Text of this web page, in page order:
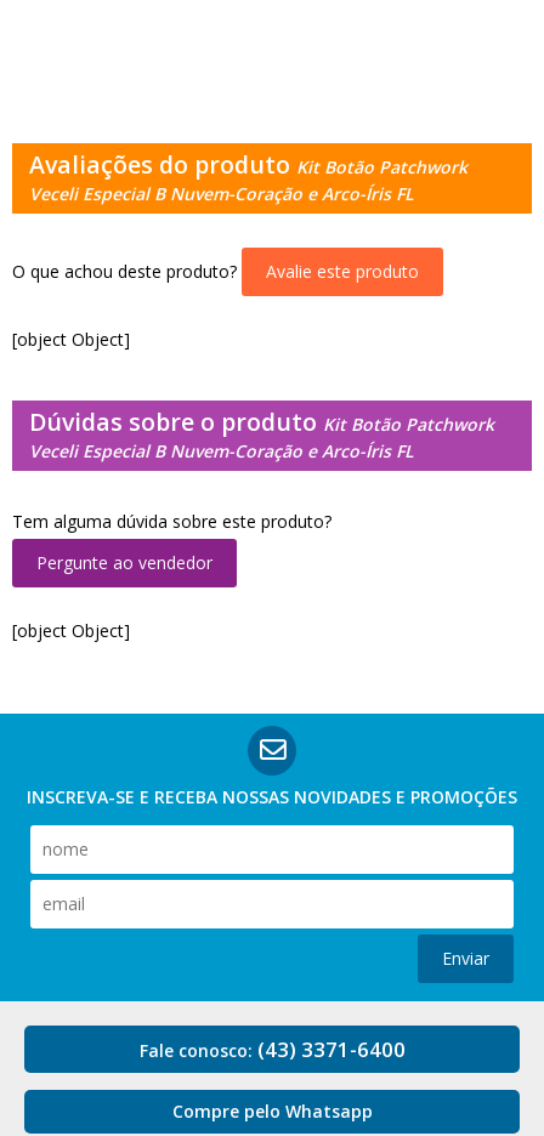
Avaliações do produto Kit Botão Patchwork
Veceli Especial B Nuvem-Coração e Arco-Íris FL
O que achou deste produto? Avalie este produto
[object Object]
Dúvidas sobre o produto Kit Botão Patchwork
Veceli Especial B Nuvem-Coração e Arco-Íris FL
Tem alguma dúvida sobre este produto?
Pergunte ao vendedor
[object Object]
INSCREVA-SE E RECEBA NOSSAS NOVIDADES E PROMOÇÕES
Enviar
Fale conosco: (43) 3371-6400
Compre pelo Whatsapp